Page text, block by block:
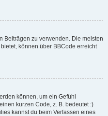
Beiträgen zu verwenden. Die meisten
können über BBCode erreicht
können, um ein Gefühl
kurzen Code, z. B. bedeutet :)
kannst du beim Verfassen eines